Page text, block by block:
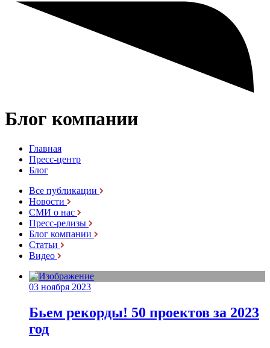
Блог компании
Главная
Пресс-центр
Блог
Все публикации
Новости
СМИ о нас
Пресс-релизы
Блог компании
Статьи
Видео
03 ноября 2023
Бьем рекорды! 50 проектов за 2023
год